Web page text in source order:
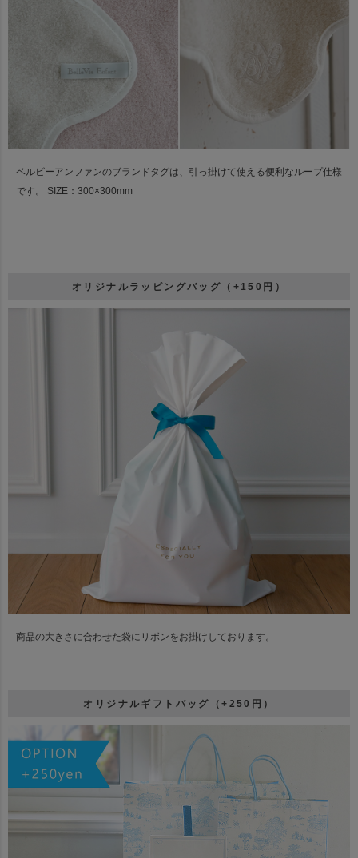
ベルビーアンファンのブランドタグは、引っ掛けて使える便利なループ仕様
です。
SIZE：300×300mm
オリジナルラッピングバッグ（+150円）
商品の大きさに合わせた袋にリボンをお掛けしております。
オリジナルギフトバッグ（+250円）